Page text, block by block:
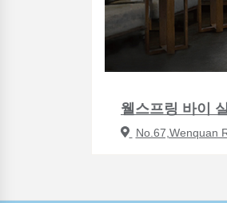
웰스프링 바이
No.67,Wenquan